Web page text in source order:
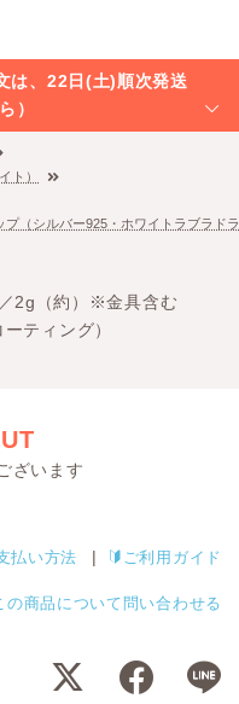
は、22日(土)順次発送
）
ト）
（シルバー925・ホワイトラブラド
2g（約）※金具含む
ティング）
ざいます
払い方法 ご利用ガイド
の商品について問い合わせる